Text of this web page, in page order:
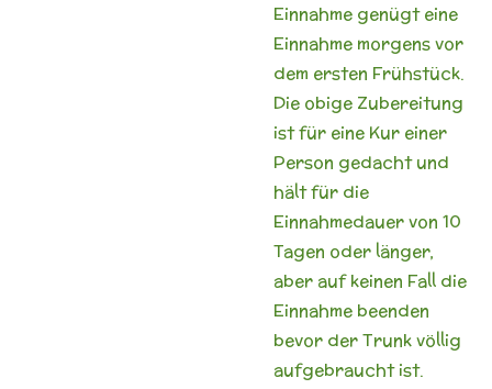
Einnahme genügt eine
Einnahme morgens vor
dem ersten Frühstück.
Die obige Zubereitung
ist für eine Kur einer
Person gedacht und
hält für die
Einnahmedauer von 10
Tagen oder länger,
aber auf keinen Fall die
Einnahme beenden
bevor der Trunk völlig
aufgebraucht ist.